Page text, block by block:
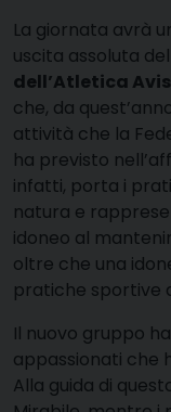
La giornata avrà
uscita assoluta del
dell’Atletica
che, da
attività che la
ha previsto
infatti, porta i
natura e
idoneo al
oltre che una
pratiche sportive
Il nuovo gruppo
appassionati che
Alla guida di